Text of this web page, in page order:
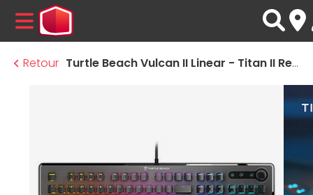
MENU
Retour
Turtle Beach Vulcan II Linear - Titan II Red - Noir